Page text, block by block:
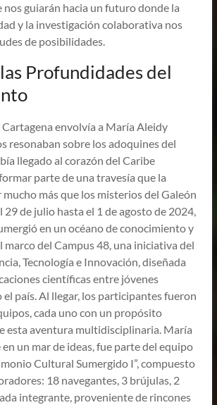
guiarán hacia un futuro donde la
y la investigación colaborativa nos
de posibilidades.
Profundidades del
Cartagena envolvía a María Aleidy
resonaban sobre los adoquines del
llegado al corazón del Caribe
parte de una travesía que la
más que los misterios del Galeón
29 de julio hasta el 1 de agosto de 2024,
en un océano de conocimiento y
marco del Campus 48, una iniciativa del
Tecnología e Innovación, diseñada
científicas entre jóvenes
el país. Al llegar, los participantes fueron
cada uno con un propósito
esta aventura multidisciplinaria. María
un mar de ideas, fue parte del equipo
Cultural Sumergido I”, compuesto
18 navegantes, 3 brújulas, 2
integrante, proveniente de rincones